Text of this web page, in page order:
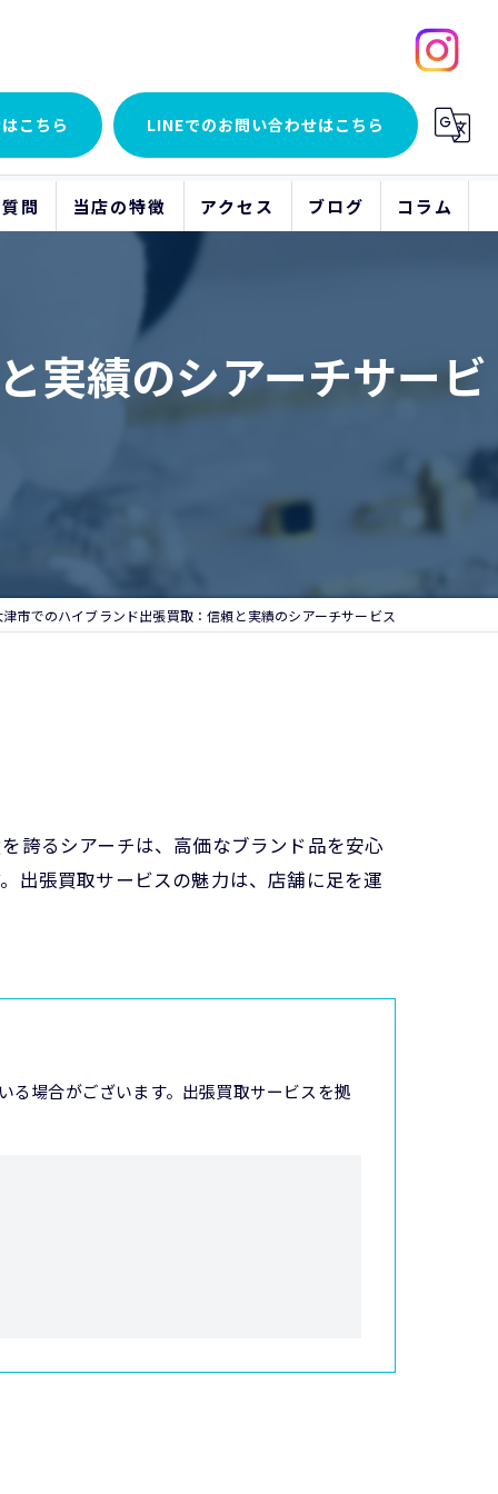
こちら LINEでのお問い合わせはこちら
問 当店の特徴
アクセサリー
時計
アクセス ブログ コラム
実績のシアーチサービ
市でのハイブランド出張買取：信頼と実績のシアーチサービス
誇るシアーチは、高価なブランド品を安心
出張買取サービスの魅力は、店舗に足を運
る場合がございます。出張買取サービスを拠